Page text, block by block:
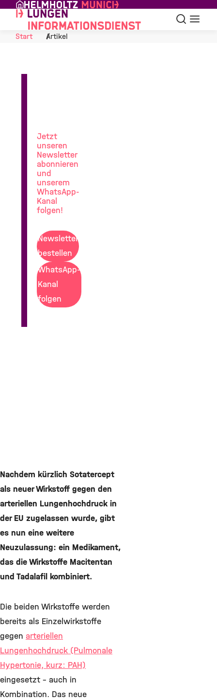
Skip to Content
Suche
Start
Artikel
Nachdem kürzlich Sotatercept
als neuer Wirkstoff gegen den
arteriellen Lungenhochdruck in
der EU zugelassen wurde, gibt
es nun eine weitere
Neuzulassung: ein Medikament,
das die Wirkstoffe Macitentan
und Tadalafil kombiniert.
Die beiden Wirkstoffe werden
bereits als Einzelwirkstoffe
gegen arteriellen
Lungenhochdruck (Pulmonale
Hypertonie, kurz: PAH)
eingesetzt – auch in
Kombination. Das neue
Jetzt
unseren
Newsletter
abonnieren
und
unserem
WhatsApp-
Kanal
folgen!
Newsletter
bestellen
WhatsApp-
Kanal
folgen